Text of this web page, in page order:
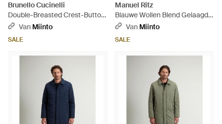
Brunello Cucinelli
Double-Breasted Crest-Button
Coat - Blauw
Van Miinto
SALE
Manuel Ritz
Blauwe Wollen Blend Gelaagde
Jas - Zwart
Van Miinto
SALE